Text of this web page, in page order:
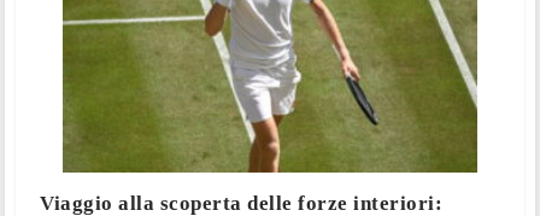
Viaggio alla scoperta delle forze interiori: